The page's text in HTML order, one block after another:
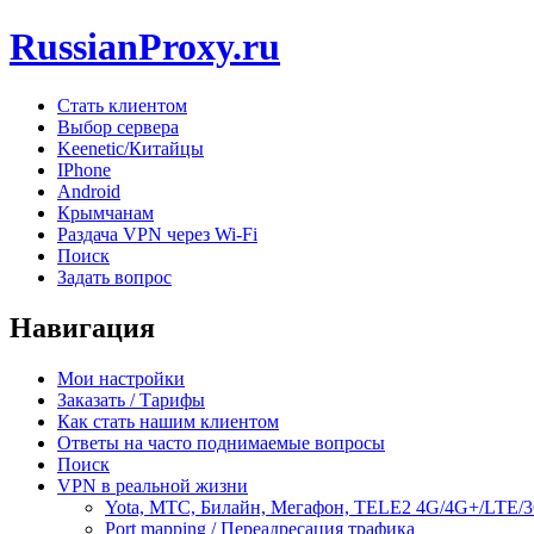
RussianProxy.ru
Стать клиентом
Выбор сервера
Keenetic/Китайцы
IPhone
Android
Крымчанам
Раздача VPN через Wi-Fi
Поиск
Задать вопрос
Навигация
Мои настройки
Заказать / Тарифы
Как стать нашим клиентом
Ответы на часто поднимаемые вопросы
Поиск
VPN в реальной жизни
Yota, МТС, Билайн, Мегафон, TELE2 4G/4G+/LTE/
Port mapping / Переадресация трафика